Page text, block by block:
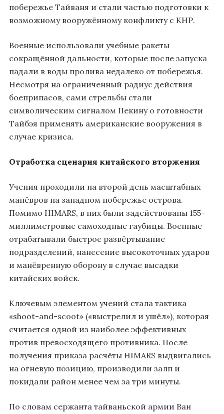
побережье Тайваня и стали частью подготовки к
возможному вооружённому конфликту с КНР.
Военные использовали учебные ракеты
сокращённой дальности, которые после запуска
падали в воды пролива недалеко от побережья.
Несмотря на ограниченный радиус действия
боеприпасов, сами стрельбы стали
символическим сигналом Пекину о готовности
Тайбэя применять американские вооружения в
случае кризиса.
Отработка сценария китайского вторжения
Учения проходили на второй день масштабных
манёвров на западном побережье острова.
Помимо HIMARS, в них были задействованы 155-
миллиметровые самоходные гаубицы. Военные
отрабатывали быстрое развёртывание
подразделений, нанесение высокоточных ударов
и манёвренную оборону в случае высадки
китайских войск.
Ключевым элементом учений стала тактика
«shoot-and-scoot» («выстрелил и ушёл»), которая
считается одной из наиболее эффективных
против превосходящего противника. После
получения приказа расчёты HIMARS выдвигались
на огневую позицию, производили залп и
покидали район менее чем за три минуты.
По словам сержанта тайваньской армии Ван